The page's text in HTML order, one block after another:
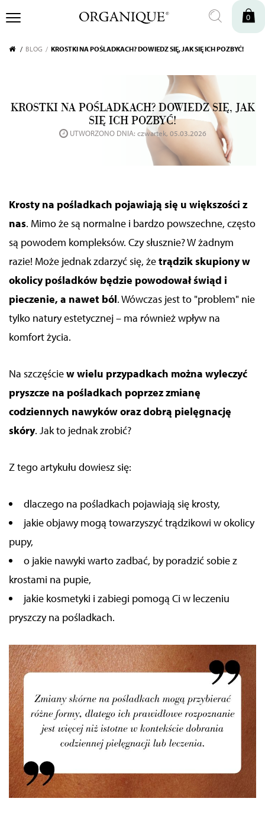
0
BLOG KROSTKI NA POŚLADKACH? DOWIEDZ SIĘ, JAK SIĘ ICH POZBYĆ!
KROSTKI NA POŚLADKACH? DOWIEDZ SIĘ, JAK
SIĘ ICH POZBYĆ!
UTWORZONO DNIA: czwartek, 05.03.2026
Krosty na pośladkach pojawiają się u większości z
nas. Mimo że są normalne i bardzo powszechne, często
są powodem kompleksów. Czy słusznie?W żadnym
razie! Może jednak zdarzyć się, żetrądzik skupiony w
okolicy pośladków będzie powodował świąd i
pieczenie, a nawet ból. Wówczas jest to "problem" nie
tylko natury estetycznej– ma również wpływ na
komfort życia.
Na szczęściew wielu przypadkach można wyleczyć
pryszcze na pośladkach poprzez zmianę
codziennych nawyków orazdobrą pielęgnację
skóry. Jak to jednakzrobić?
Z tego artykułu dowiesz się:
dlaczego na pośladkach pojawiają się krosty,
jakie objawy mogą towarzyszyć trądzikowi w okolicy
pupy,
o jakie nawyki warto zadbać, by poradzić sobie z
krostami na pupie,
jakie kosmetyki i zabiegi pomogą Ci w leczeniu
pryszczy na pośladkach.